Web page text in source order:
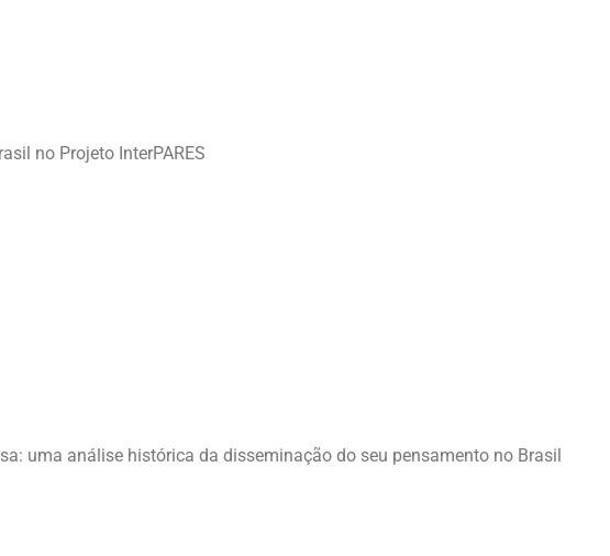
no Projeto InterPARES
uma análise histórica da disseminação do seu pensamento no Brasil